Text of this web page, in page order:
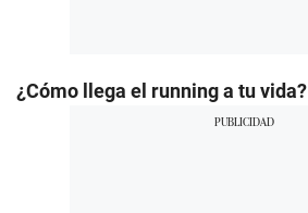
¿Cómo llega el running a tu vida?